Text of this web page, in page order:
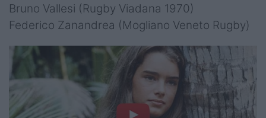
Bruno Vallesi (Rugby Viadana 1970)
Federico Zanandrea (Mogliano Veneto Rugby)